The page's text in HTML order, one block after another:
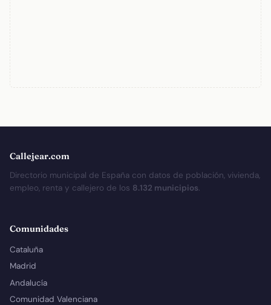
Callejear.com
Directorio municipal de España con datos de población, vivienda,
empleo, renta y callejero de los 8.132 municipios.
Comunidades
Cataluña
Madrid
Andalucía
Comunidad Valenciana